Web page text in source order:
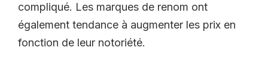
compliqué. Les marques de renom ont
également tendance à augmenter les prix en
fonction de leur notoriété.